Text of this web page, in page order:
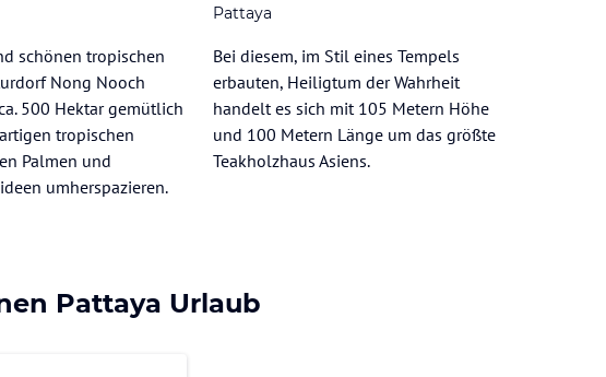
schönen tropischen
Nong Nooch
500 Hektar gemütlich
tropischen
Palmen und
umherspazieren.
Pattaya
Bei diesem, im Stil eines Tempels
erbauten, Heiligtum der Wahrheit
handelt es sich mit 105 Metern Höhe
und 100 Metern Länge um das größte
Teakholzhaus Asiens.
Pattaya Urlaub